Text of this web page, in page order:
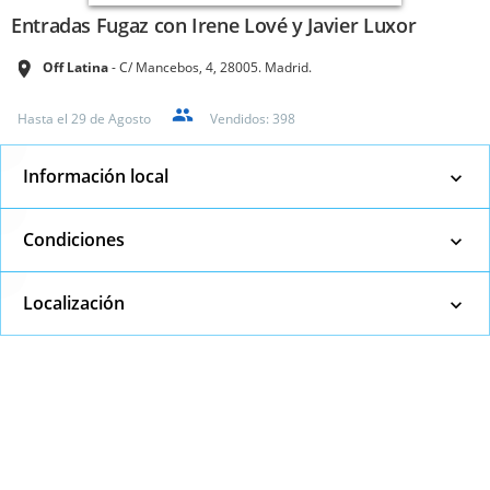
Entradas Fugaz con Irene Lové y Javier Luxor
Off Latina C/ Mancebos, 4, 28005. Madrid.
Hasta el 29 de Agosto Vendidos: 398
Información local
Condiciones
Localización